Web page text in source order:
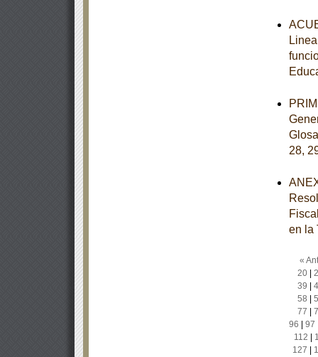
28,
en la
«
20|
39
58
77
96
97
112
127